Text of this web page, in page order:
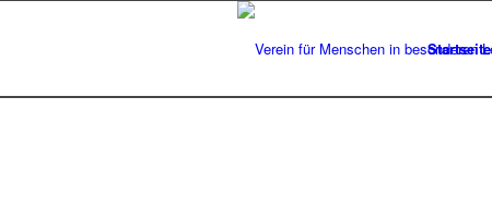
Startseite